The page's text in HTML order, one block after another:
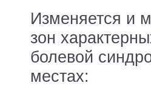
Изменяется и
зон
болевой
местах: